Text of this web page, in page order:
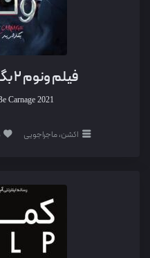
فیلم ونوم 2 بگذارید کارنیج بیاید
Carnage 2021
اکشن، ماجراجویی